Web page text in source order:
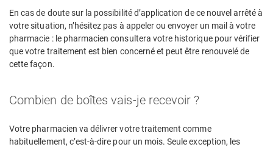
En cas de doute sur la possibilité d’application de ce nouvel arrêté à
votre situation, n’hésitez pas à appeler ou envoyer un mail à votre
pharmacie : le pharmacien consultera votre historique pour vérifier
que votre traitement est bien concerné et peut être renouvelé de
cette façon.
Combien de boîtes vais-je recevoir ?
Votre pharmacien va délivrer votre traitement comme
habituellement, c’est-à-dire pour un mois. Seule exception, les